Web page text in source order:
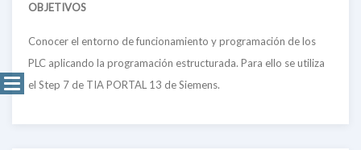
OBJETIVOS
Conocer el entorno de funcionamiento y programación de los
PLC aplicando la programación estructurada. Para ello se utiliza
el Step 7 de TIA PORTAL 13 de Siemens.